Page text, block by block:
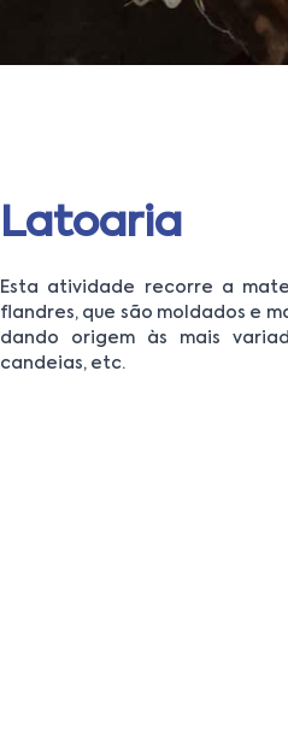
Latoaria
Esta atividade recorre a
flandres, que são moldados e
dando origem às mais
candeias, etc.